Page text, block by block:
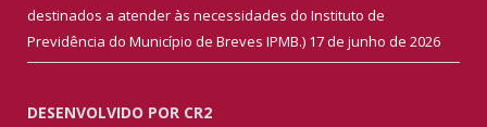
destinados a atender às necessidades do Instituto de
Previdência do Município de Breves IPMB.) 17 de junho de 2026
DESENVOLVIDO POR CR2